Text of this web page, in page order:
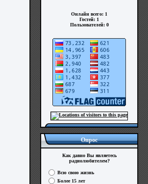
Онлайн всего: 1
Гостей: 1
Пользователей: 0
Опрос
Как давно Вы являетесь
радиолюбителем?
Всю свою жизнь
Более 15 лет